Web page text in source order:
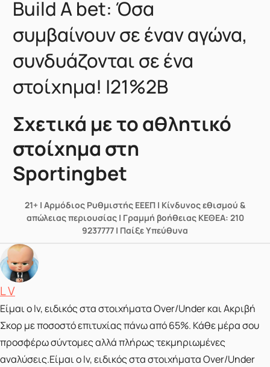
Build A bet: Όσα
συμβαίνουν σε έναν αγώνα,
συνδυάζονται σε ένα
στοίχημα! |21%2B
Σχετικά με το αθλητικό
στοίχημα στη
Sportingbet
21+ | Αρμόδιος Ρυθμιστής ΕΕΕΠ | Κίνδυνος εθισμού &
απώλειας περιουσίας | Γραμμή βοήθειας ΚΕΘΕΑ: 210
9237777 | Παίξε Υπεύθυνα
Posted by
L V
Είμαι ο lv, ειδικός στα στοιχήματα Over/Under και Ακριβή
Σκορ με ποσοστό επιτυχίας πάνω από 65%. Κάθε μέρα σου
προσφέρω σύντομες αλλά πλήρως τεκμηριωμένες
αναλύσεις.Είμαι ο lv, ειδικός στα στοιχήματα Over/Under